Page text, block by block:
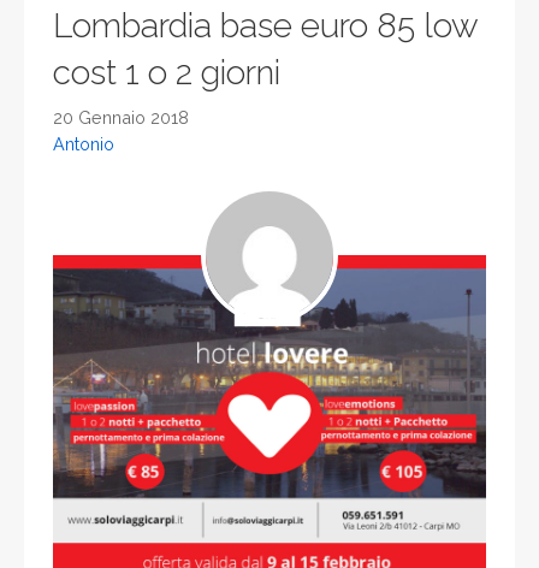
Lombardia base euro 85 low
cost 1 o 2 giorni
20 Gennaio 2018
Antonio